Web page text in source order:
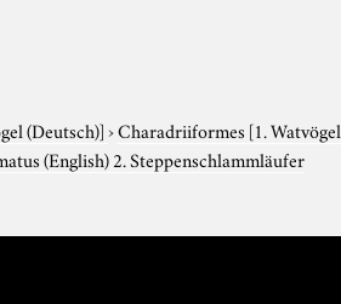
(Deutsch)]›Charadriiformes [1. Watvögel
(English) 2. Steppenschlammläufer